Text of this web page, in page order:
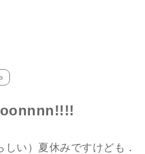
い）夏休みですけども．